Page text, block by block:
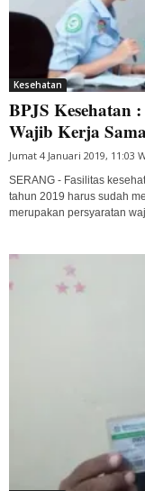
Kesehatan
BPJS Kesehatan
Wajib Kerja Sama
Jumat 4 Januari 2019, 11:03
SERANG - Fasilitas
tahun 2019 harus sudah
merupakan persyaratan